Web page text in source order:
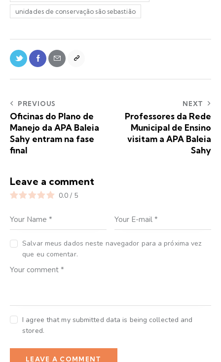
unidades de conservação são sebastião
PREVIOUS
Oficinas do Plano de
Manejo da APA Baleia
Sahy entram na fase
final
NEXT
Professores da Rede
Municipal de Ensino
visitam a APA Baleia
Sahy
Leave a comment
0.0 / 5
Salvar meus dados neste navegador para a próxima vez
que eu comentar.
I agree that my submitted data is being collected and
stored.